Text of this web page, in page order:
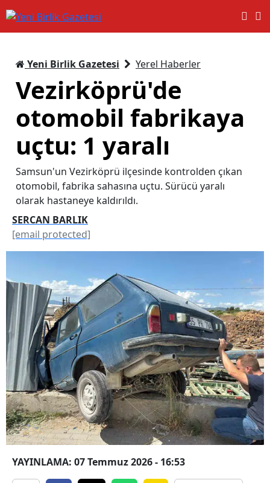
Yeni Birlik Gazetesi Yerel Haberler
Vezirköprü'de
otomobil fabrikaya
uçtu: 1 yaralı
Samsun'un Vezirköprü ilçesinde kontrolden çıkan
otomobil, fabrika sahasına uçtu. Sürücü yaralı
olarak hastaneye kaldırıldı.
SERCAN BARLIK
[email protected]
YAYINLAMA: 07 Temmuz 2026 - 16:53